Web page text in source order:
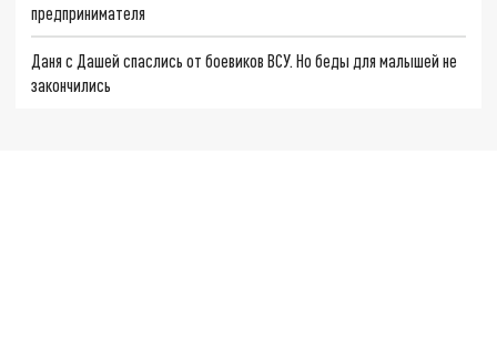
предпринимателя
Даня с Дашей спаслись от боевиков ВСУ. Но беды для малышей не
закончились